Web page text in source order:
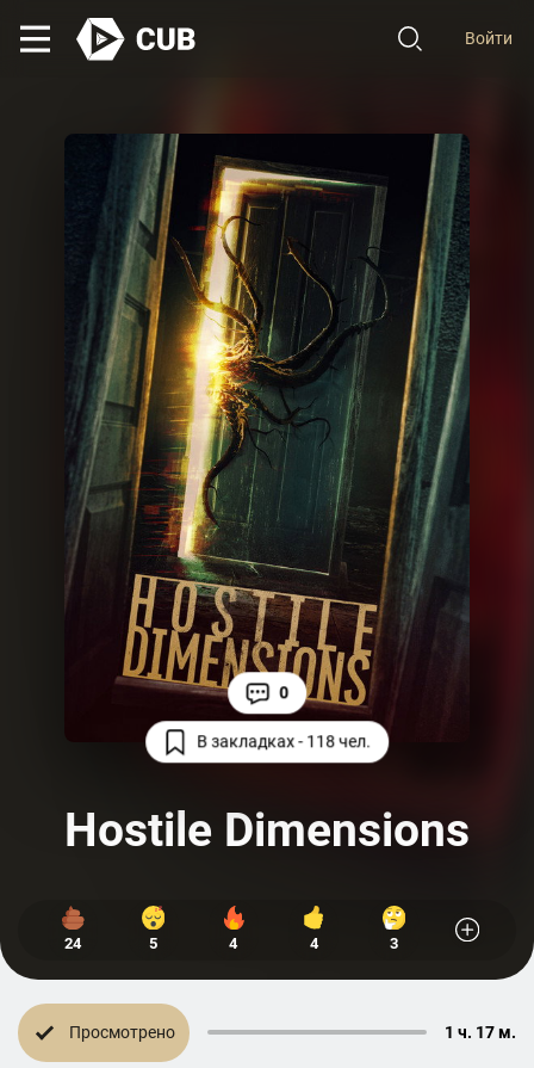
Войти
В закладках - 118 чел.
0
Hostile Dimensions
24 5 4 4 3
Просмотрено 1 ч. 17 м.